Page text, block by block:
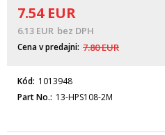
7.54EUR
6.13 EUR bez DPH
Cena v predajni 7.80EUR
Kód 1013948
Part No. 13-HPS108-2M